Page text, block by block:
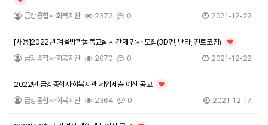
인기글
금강종합사회복지관 2372 0 2021-12-22
[채용]2022년 겨울방학돌봄교실 시간제 강사 모집(3D펜, 난타, 진로코칭) 인기글
금강종합사회복지관 2070 0 2021-12-22
2022년 금강종합사회복지관 세입세출 예산 공고 인기글
금강종합사회복지관 2364 0 2021-12-17